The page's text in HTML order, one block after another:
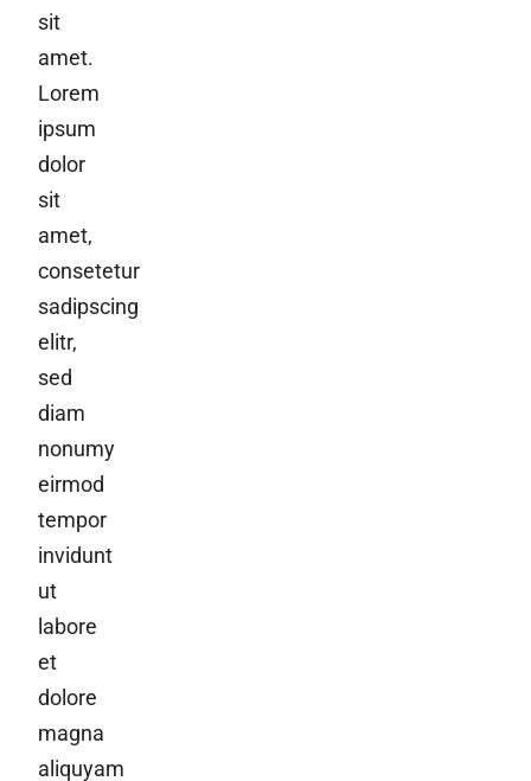
sit
amet.
Lorem
ipsum
dolor
sit
amet,
consetetur
sadipscing
elitr,
sed
diam
nonumy
eirmod
tempor
invidunt
ut
labore
et
dolore
magna
aliquyam